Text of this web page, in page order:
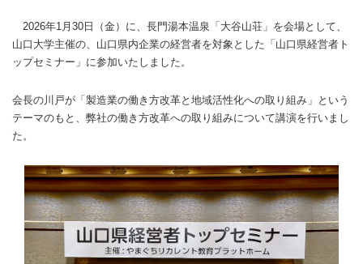
2026年1月30日（金）に、長門湯本温泉「大谷山荘」を会場として、
山口大学主催の、山口県内企業の経営者を対象とした「山口県経営者ト
ップセミナー」に参加いたしました。
会長の川戸が「製造業の働き方改革と地域活性化への取り組み」という
テーマのもと、弊社の働き方改革への取り組みについて講演を行いまし
た。